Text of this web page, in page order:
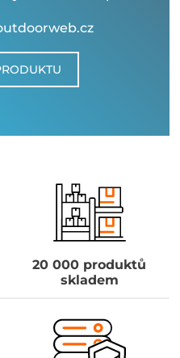
20 000 produktů
skladem